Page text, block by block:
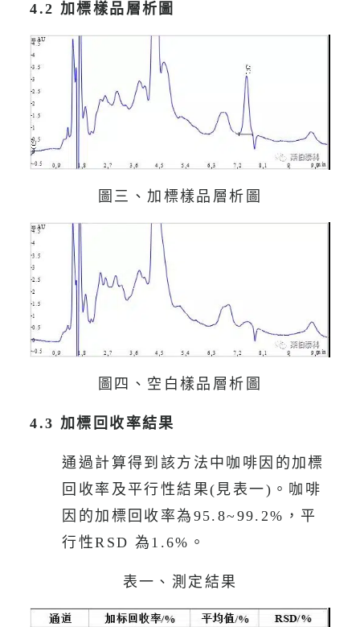
4.2 加標樣品層析圖
圖三、加標樣品層析圖
圖四、空白樣品層析圖
4.3 加標回收率結果
通過計算得到該方法中咖啡因的加標
回收率及平行性結果(見表一)。咖啡
因的加標回收率為95.8~99.2%，平
行性RSD 為1.6%。
表一、測定結果